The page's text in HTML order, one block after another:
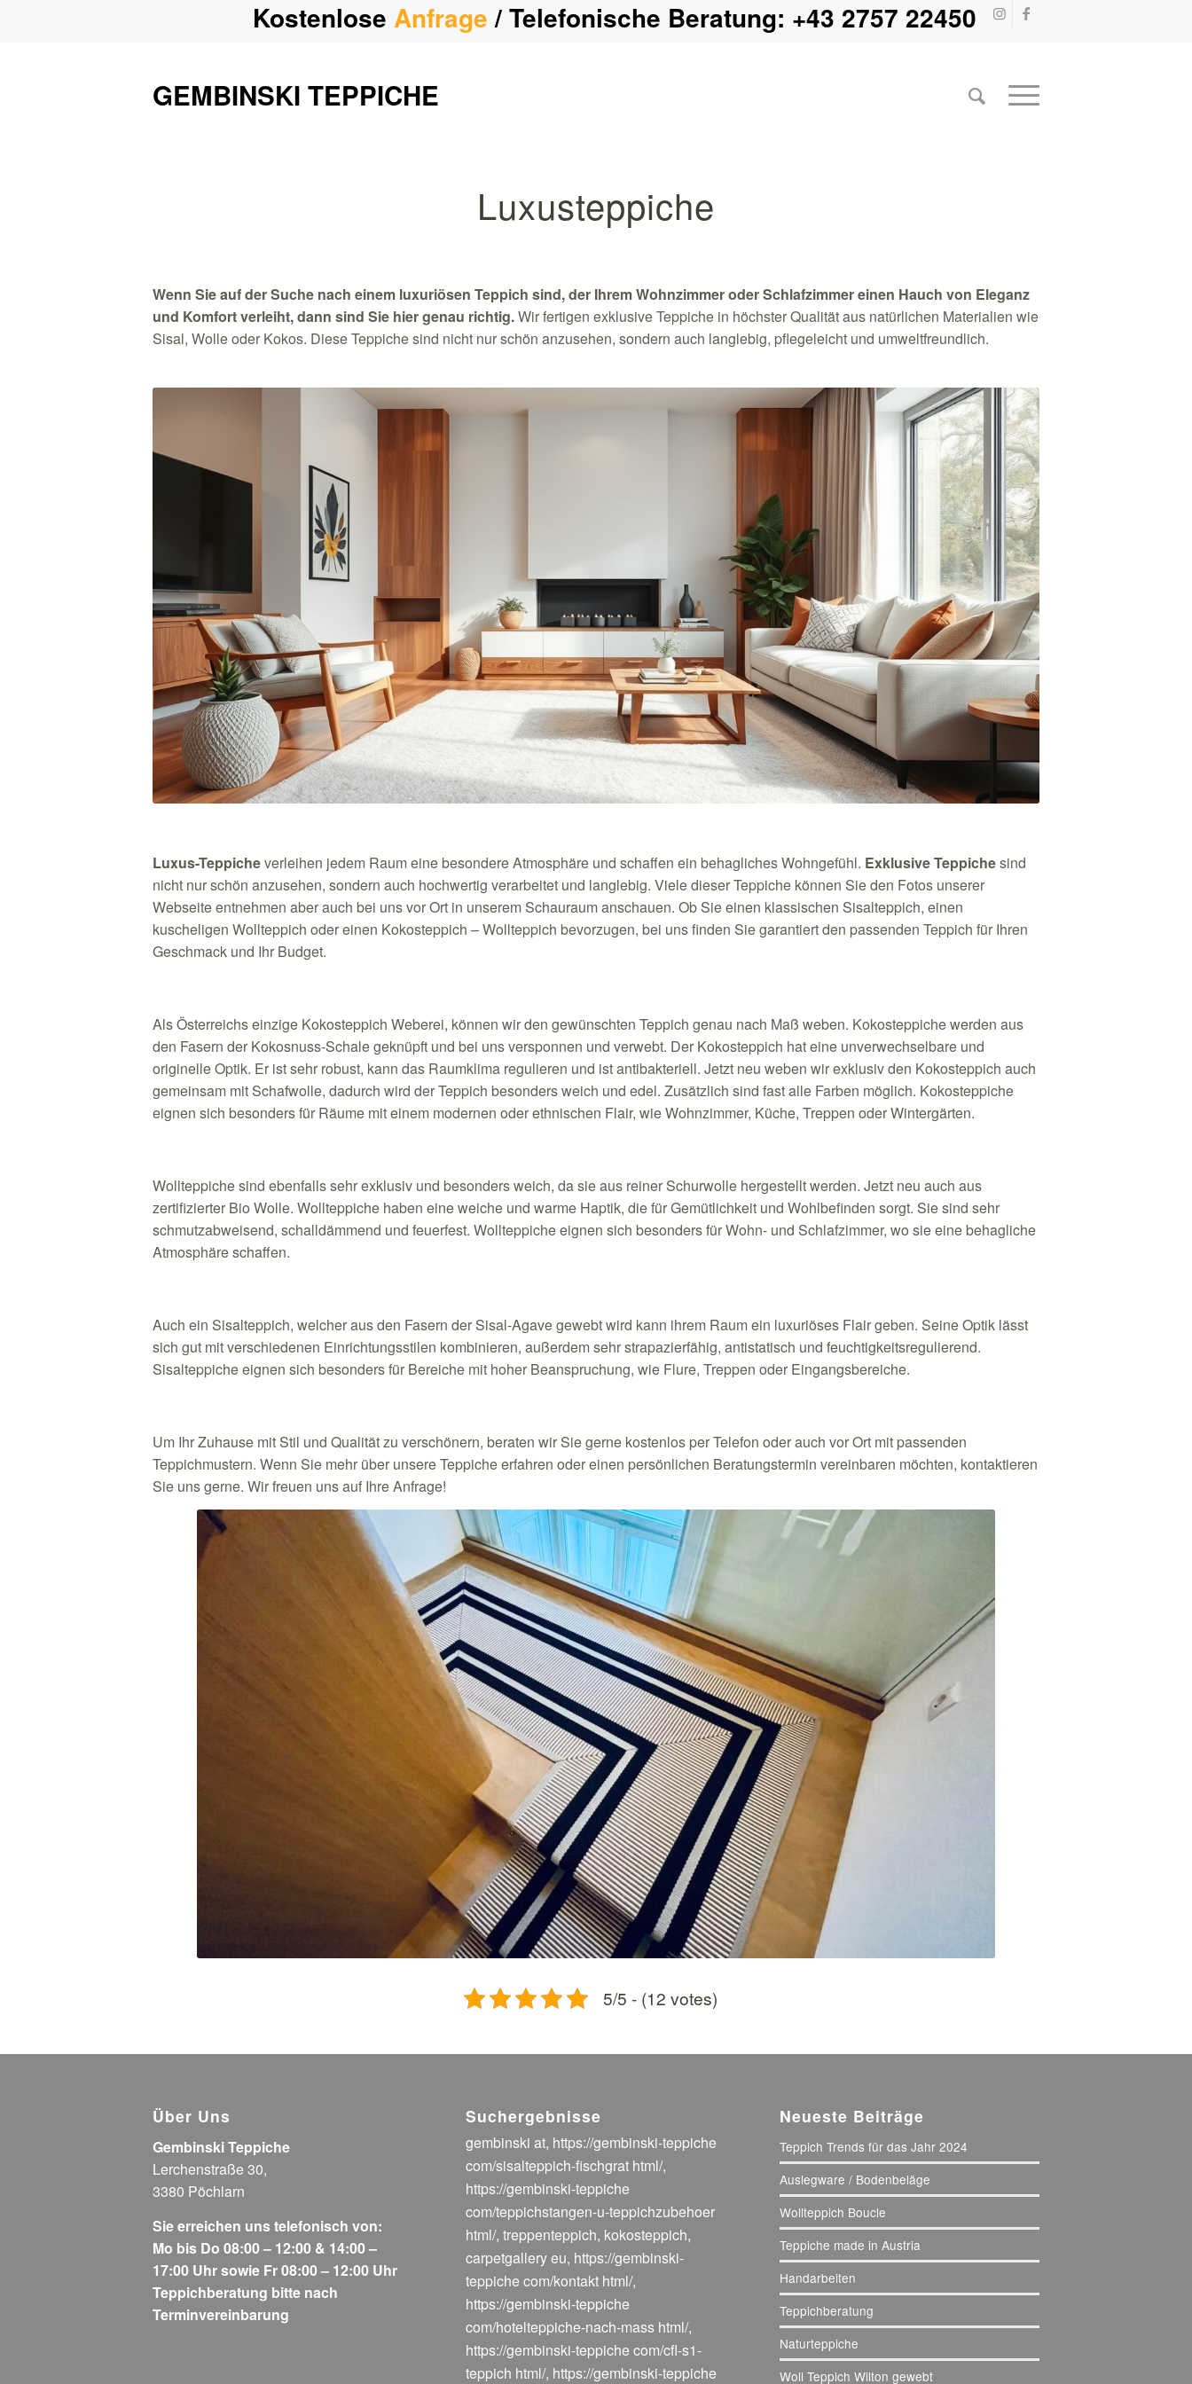
Kostenlose Anfrage/ Telefonische Beratung: +43 2757 22450
GEMBINSKI TEPPICHE
Luxusteppiche
Wenn Sie auf der Suche nach einem luxuriösen Teppich sind, der Ihrem Wohnzimmer oder Schlafzimmer einen Hauch von Eleganz
und Komfort verleiht, dann sind Sie hier genau richtig.Wir fertigen exklusive Teppiche in höchster Qualität aus natürlichen Materialien wie
Sisal, Wolle oder Kokos. Diese Teppiche sind nicht nur schön anzusehen, sondern auch langlebig, pflegeleicht und umweltfreundlich.
Luxus-Teppicheverleihen jedem Raum eine besondere Atmosphäre und schaffen ein behagliches Wohngefühl. Exklusive Teppichesind
nicht nur schön anzusehen, sondern auch hochwertig verarbeitet und langlebig. Viele dieser Teppiche können Sie den Fotos unserer
Webseite entnehmen aber auch bei uns vor Ort in unserem Schauraum anschauen. Ob Sie einen klassischen Sisalteppich, einen
kuscheligen Wollteppich oder einen Kokosteppich – Wollteppich bevorzugen, bei uns finden Sie garantiert den passenden Teppich für Ihren
Geschmack und Ihr Budget.
Als Österreichs einzige Kokosteppich Weberei, können wir den gewünschten Teppich genau nach Maß weben. Kokosteppiche werden aus
den Fasern der Kokosnuss-Schale geknüpft und bei uns versponnen und verwebt. Der Kokosteppich hat eine unverwechselbare und
originelle Optik. Er ist sehr robust, kann das Raumklima regulieren und ist antibakteriell. Jetzt neu weben wir exklusiv den Kokosteppich auch
gemeinsam mit Schafwolle, dadurch wird der Teppich besonders weich und edel. Zusätzlich sind fast alle Farben möglich. Kokosteppiche
eignen sich besonders für Räume mit einem modernen oder ethnischen Flair, wie Wohnzimmer, Küche, Treppen oder Wintergärten.
Wollteppichesind ebenfalls sehr exklusiv und besonders weich, da sie aus reiner Schurwolle hergestellt werden. Jetzt neu auch aus
zertifizierter Bio Wolle. Wollteppiche haben eine weiche und warme Haptik, die für Gemütlichkeit und Wohlbefinden sorgt. Sie sind sehr
schmutzabweisend, schalldämmend und feuerfest. Wollteppiche eignen sich besonders für Wohn- und Schlafzimmer, wo sie eine behagliche
Atmosphäre schaffen.
Auch ein Sisalteppich, welcher aus den Fasern der Sisal-Agave gewebt wird kann ihrem Raum ein luxuriöses Flair geben. Seine Optik lässt
sich gut mit verschiedenen Einrichtungsstilen kombinieren, außerdem sehr strapazierfähig, antistatisch und feuchtigkeitsregulierend.
Sisalteppiche eignen sich besonders für Bereiche mit hoher Beanspruchung, wie Flure, Treppen oder Eingangsbereiche.
Um Ihr Zuhause mit Stil und Qualität zu verschönern, beraten wir Sie gerne kostenlos per Telefon oder auch vor Ort mit passenden
Teppichmustern. Wenn Sie mehr über unsere Teppiche erfahren oder einen persönlichen Beratungstermin vereinbaren möchten, kontaktieren
Sie uns gerne. Wir freuen uns auf Ihre Anfrage!
5/5 - (12 votes)
Über Uns
Gembinski Teppiche
Lerchenstraße 30,
3380 Pöchlarn
Sie erreichen uns telefonisch von:
Mo bis Do 08:00 – 12:00 & 14:00 –
17:00 Uhr sowie Fr 08:00 – 12:00 Uhr
Teppichberatung bitte nach
Terminvereinbarung
Suchergebnisse
gembinski at, https://gembinski-teppiche
com/sisalteppich-fischgrat html/,
https://gembinski-teppiche
com/teppichstangen-u-teppichzubehoer
html/,treppenteppich, kokosteppich,
carpetgallery eu, https://gembinski-
teppiche com/kontakt html/,
https://gembinski-teppiche
com/hotelteppiche-nach-mass html/,
https://gembinski-teppiche com/cfl-s1-
teppich html/, https://gembinski-teppiche
Neueste Beiträge
Teppich Trends für das Jahr 2024
Auslegware / Bodenbeläge
Wollteppich Boucle
Teppiche made in Austria
Handarbeiten
Teppichberatung
Naturteppiche
Woll Teppich Wilton gewebt